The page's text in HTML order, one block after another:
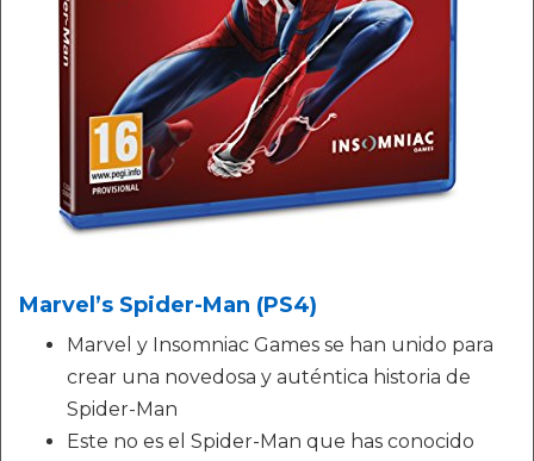
Marvel’s Spider-Man (PS4)
Marvel y Insomniac Games se han unido para
crear una novedosa y auténtica historia de
Spider-Man
Este no es el Spider-Man que has conocido